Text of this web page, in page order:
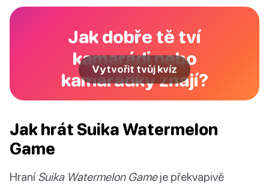
Jak dobře tě tví
kamarádi nebo
kamarádky znají?
Vytvořit tvůj kvíz
Jak hrát Suika Watermelon
Game
HraníSuika Watermelon Gameje překvapivě